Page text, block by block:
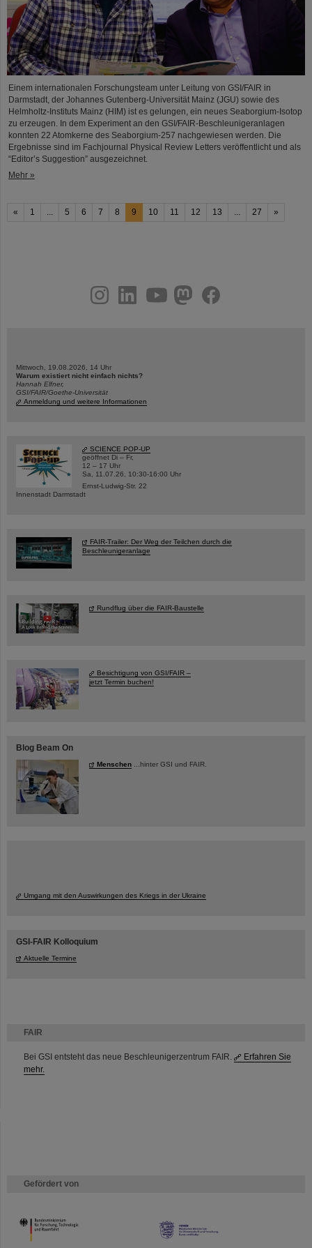
FAIR
Bei GSI entsteht das neue Beschleunigerzentrum FAIR.
Erfahren Sie
mehr.
Gefördert von
HMWK
Einem internationalen Forschungsteam unter Leitung von GSI/FAIR in
Darmstadt, der Johannes Gutenberg-Universität Mainz (JGU) sowie des
Helmholtz-Instituts Mainz (HIM) ist es gelungen, ein neues Seaborgium-Isotop
zu erzeugen. In dem Experiment an den GSI/FAIR-Beschleunigeranlagen
konnten 22 Atomkerne des Seaborgium-257 nachgewiesen werden. Die
Ergebnisse sind im Fachjournal Physical Review Letters veröffentlicht und als
“Editor’s Suggestion” ausgezeichnet.
Mehr »
« 1 ... 5 6 7 8 9 10 11 12 13 ... 27 »
youtubehelmholtz.socialfacebook
Mittwoch, 19.08.2026, 14 Uhr
Warum existiert nicht einfach nichts?
Hannah Elfner,
GSI/FAIR/Goethe-Universität
Anmeldung und weitere Informationen
SCIENCE POP-UP
geöffnet Di – Fr,
12 – 17 Uhr
Sa, 11.07.26, 10:30-16:00 Uhr
Ernst-Ludwig-Str. 22
Innenstadt Darmstadt
FAIR-Trailer: Der Weg der Teilchen durch die
Beschleunigeranlage
Rundflug über die FAIR-Baustelle
Besichtigung von GSI/FAIR –
jetzt Termin buchen!
Blog Beam On
Menschen ...hinter GSI und FAIR.
Umgang mit den Auswirkungen des Kriegs in der Ukraine
GSI-FAIR Kolloquium
Aktuelle Termine